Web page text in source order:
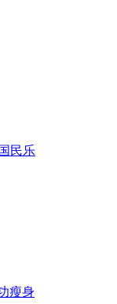
正
民乐
瘦身